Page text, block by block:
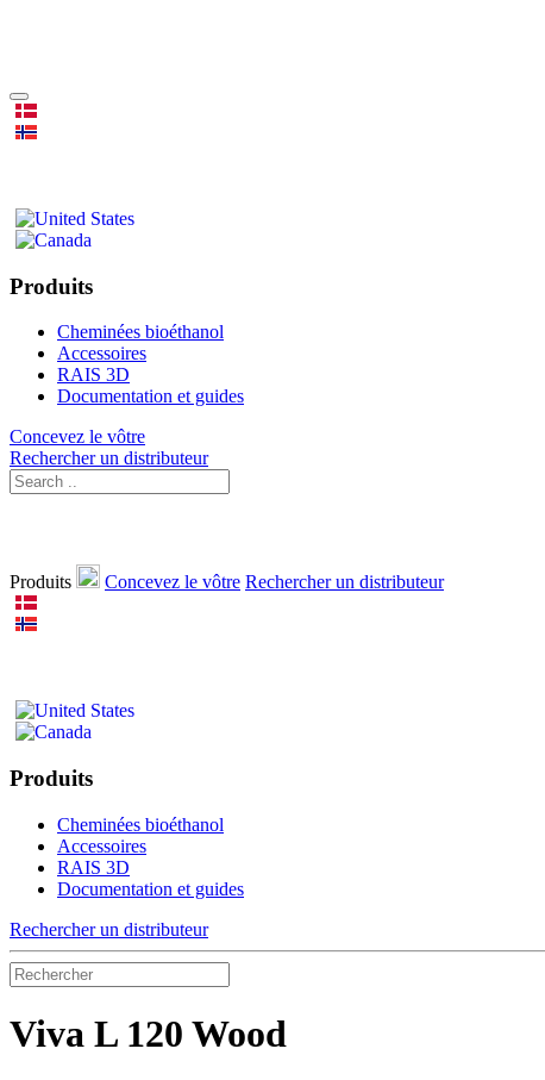
Produits
Cheminées bioéthanol
Accessoires
RAIS 3D
Documentation et guides
Concevez le vôtre
Rechercher un distributeur
Produits Concevez le vôtre Rechercher un distributeur
Produits
Cheminées bioéthanol
Accessoires
RAIS 3D
Documentation et guides
Rechercher un distributeur
Viva L 120 Wood